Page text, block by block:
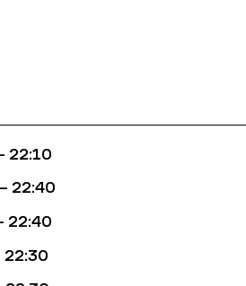
22:10
22:40
22:40